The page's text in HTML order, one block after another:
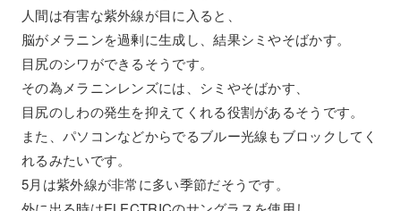
人間は有害な紫外線が目に入ると、
脳がメラニンを過剰に生成し、結果シミやそばかす。
目尻のシワができるそうです。
その為メラニンレンズには、シミやそばかす、
目尻のしわの発生を抑えてくれる役割があるそうです。
また、パソコンなどからでるブルー光線もブロックしてく
れるみたいです。
5月は紫外線が非常に多い季節だそうです。